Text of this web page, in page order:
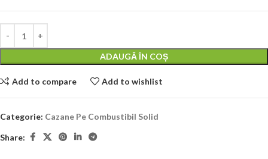
ADAUGĂ ÎN COȘ
Add to compare Add to wishlist
Categorie: Cazane Pe Combustibil Solid
Share: